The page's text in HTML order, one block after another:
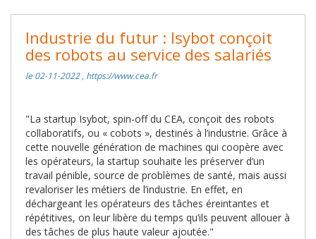
Industrie du futur : Isybot conçoit
des robots au service des salariés
le 02-11-2022 , https://www.cea.fr
"La startup Isybot, spin-off du CEA, conçoit des robots
collaboratifs, ou « cobots », destinés à l’industrie. Grâce à
cette nouvelle génération de machines qui coopère avec
les opérateurs, la startup souhaite les préserver d’un
travail pénible, source de problèmes de santé, mais aussi
revaloriser les métiers de l’industrie. En effet, en
déchargeant les opérateurs des tâches éreintantes et
répétitives, on leur libère du temps qu’ils peuvent allouer à
des tâches de plus haute valeur ajoutée."